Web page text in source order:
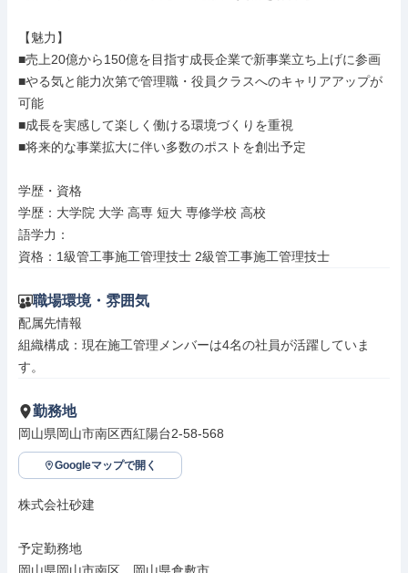
【魅力】
■売上20億から150億を目指す成長企業で新事業立ち上げに参画
■やる気と能力次第で管理職・役員クラスへのキャリアアップが
可能
■成長を実感して楽しく働ける環境づくりを重視
■将来的な事業拡大に伴い多数のポストを創出予定
学歴・資格
学歴：大学院 大学 高専 短大 専修学校 高校
語学力：
資格：1級管工事施工管理技士 2級管工事施工管理技士
職場環境・雰囲気
配属先情報
組織構成：現在施工管理メンバーは4名の社員が活躍していま
す。
勤務地
岡山県岡山市南区西紅陽台2-58-568
Googleマップで開く
株式会社砂建
予定勤務地